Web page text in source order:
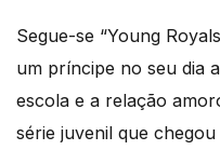
Segue-se “Young
um príncipe no seu dia
escola e a relação
série juvenil que